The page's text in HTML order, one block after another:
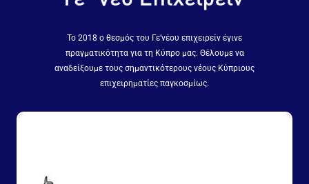
Το 2018 ο θεσμός του Γε’νέου επιχειρείν έγινε
πραγματικότητα για τη Κύπρο μας. Θέλουμε να
αναδείξουμε τους σημαντικότερους νέους Κύπριους
επιχειρηματίες παγκοσμίως.